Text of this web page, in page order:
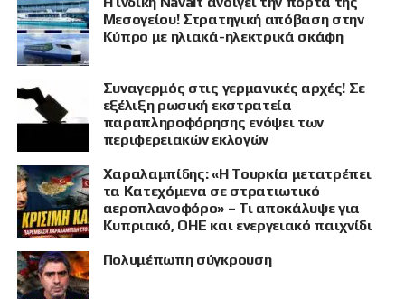
Μεσογείου! Στρατηγική απόβαση στην
Κύπρο με ηλιακά-ηλεκτρικά σκάφη
Συναγερμός στις γερμανικές αρχές! Σε
εξέλιξη ρωσική εκστρατεία
παραπληροφόρησης ενόψει των
περιφερειακών εκλογών
Χαραλαμπίδης: «Η Τουρκία μετατρέπει
τα Κατεχόμενα σε στρατιωτικό
αεροπλανοφόρο» – Τι αποκάλυψε για
Κυπριακό, ΟΗΕ και ενεργειακό παιχνίδι
Πολυμέπωπη σύγκρουση